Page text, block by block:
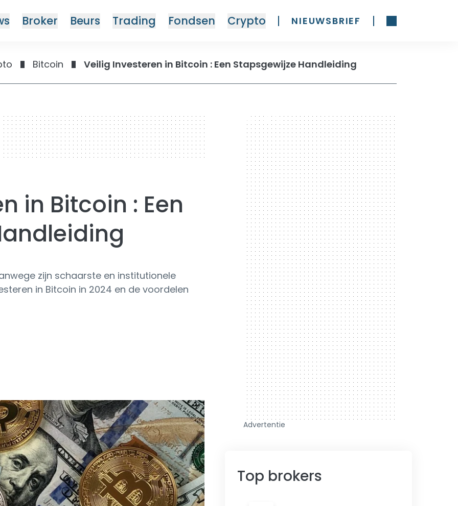
Broker Beurs Trading Fondsen Crypto NIEUWSBRIEF
Bitcoin Veilig Investeren in Bitcoin : Een Stapsgewijze Handleiding
in Bitcoin : Een
zijn schaarste en institutionele
in Bitcoin in 2024 en de voordelen
300 x 600
Advertentie
Top brokers